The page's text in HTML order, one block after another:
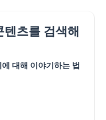
츠를 검색해
대해 이야기하는 법